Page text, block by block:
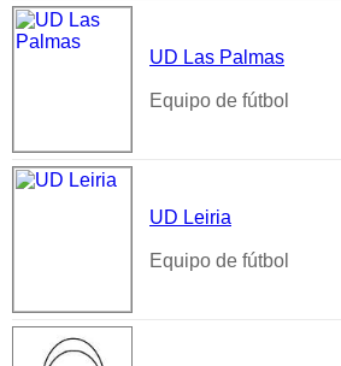
UD Las Palmas
Equipo de fútbol
UD Leiria
Equipo de fútbol